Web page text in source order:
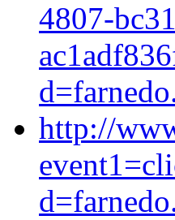
4807-
http://